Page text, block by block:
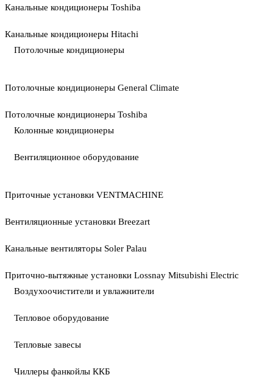
Канальные кондиционеры Toshiba
Канальные кондиционеры Hitachi
Потолочные кондиционеры
Потолочные кондиционеры General Climate
Потолочные кондиционеры Toshiba
Колонные кондиционеры
Вентиляционное оборудование
Приточные установки VENTMACHINE
Вентиляционные установки Breezart
Канальные вентиляторы Soler Palau
Приточно-вытяжные установки Lossnay Mitsubishi Electric
Воздухоочистители и увлажнители
Тепловое оборудование
Тепловые завесы
Чиллеры фанкойлы ККБ